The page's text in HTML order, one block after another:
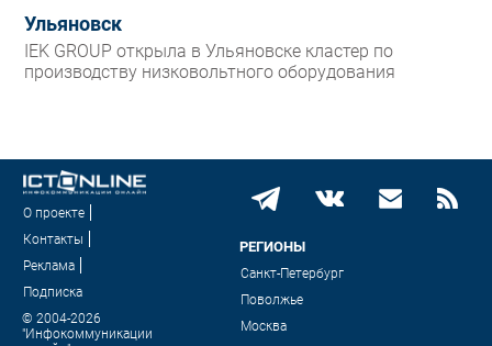
Ульяновск
IEK GROUP открыла в Ульяновске кластер по
производству низковольтного оборудования
О проекте
Контакты
Реклама
Подписка
© 2004-2026
"Инфокоммуникации
РЕГИОНЫ
Санкт-Петербург
Поволжье
Москва